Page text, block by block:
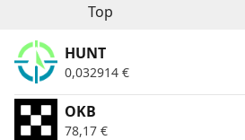
Top
HUNT
0,032914 €
OKB
78,17 €